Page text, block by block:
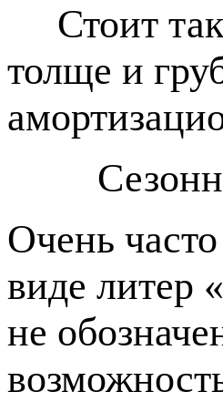
Стоит
толще и
Очень
виде литер
не